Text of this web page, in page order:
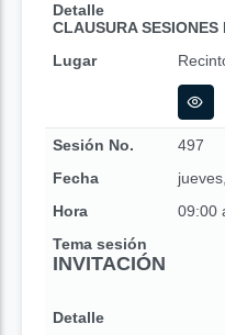
Detalle
CLAUSURA
Lugar
Sesión No.
497
Fecha
Hora
09:00
Tema sesión
INVITACIÓN
Detalle